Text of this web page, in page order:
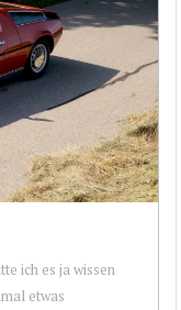
ich es ja wissen
etwas